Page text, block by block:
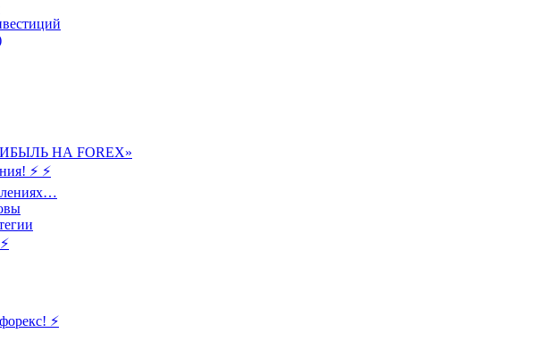
НА FOREX»
⚡ ⚡
⚡